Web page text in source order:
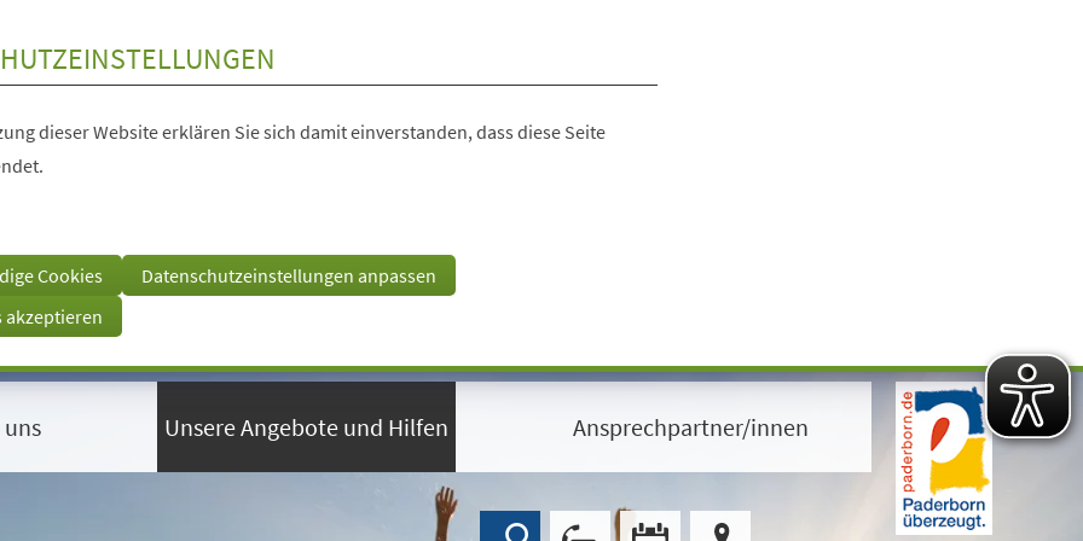
dieser Website erklären Sie sich damit einverstanden, dass diese Seite
Cookies
Datenschutzeinstellungen anpassen
akzeptieren
Unsere Angebote und Hilfen Ansprechpartner/innen